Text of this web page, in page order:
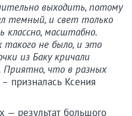
выходить, потому
темный, и свет только
классно, масштабно.
такого не было, и это
из Баку кричали
Приятно, что в разных
призналась Ксения
— результат большого